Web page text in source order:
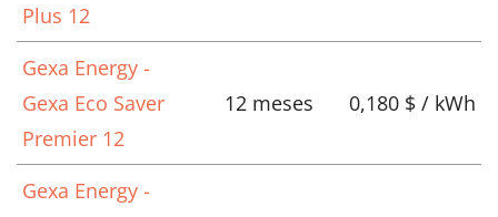
Plus 12
Gexa Energy -
Gexa Eco Saver
Premier 12
12 meses 0,180 $ / kWh
Gexa Energy -